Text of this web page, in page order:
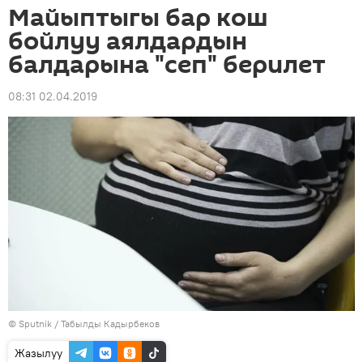
Майыптыгы бар кош
бойлуу аялдардын
балдарына "сеп" берилет
08:31 02.04.2019
© Sputnik / Табылды Кадырбеков
Жазылуу